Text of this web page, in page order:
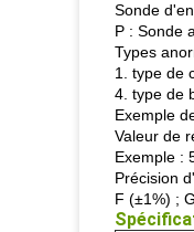
Sonde
P : Sonde
Types
1. type de
4. type de
Exemple
Valeur de
Exemple :
Précision
F (±1%) ;